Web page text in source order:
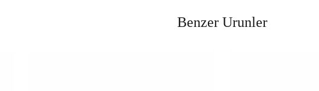
Benzer Urunler